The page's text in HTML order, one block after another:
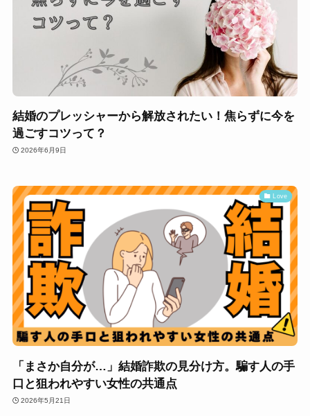
結婚のプレッシャーから解放されたい！焦らずに今を
過ごすコツって？
2026年6月9日
Love
「まさか自分が…」結婚詐欺の見分け方。騙す人の手
口と狙われやすい女性の共通点
2026年5月21日